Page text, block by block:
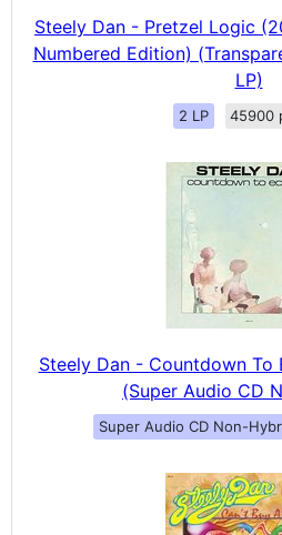
Steely Dan - Pretzel Logic
Numbered Edition)
LP)
2 LP 45900
Steely Dan - Countdown To
(Super Audio CD
Super Audio CD Non-